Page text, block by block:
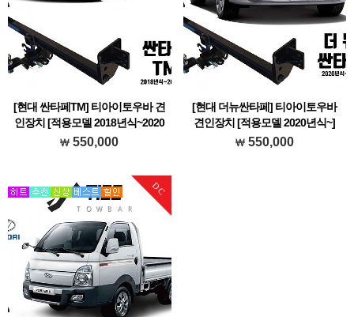
[현대 싼타페TM] 티아이토우바 견
인장치 [적용모델 2018년식~2020
년식]
550,000
[현대 더뉴싼타페] 티아이토우바
견인장치 [적용모델 2020년식~]
현대 더뉴싼타페에 장착가능한 티아이토
550,000
DC